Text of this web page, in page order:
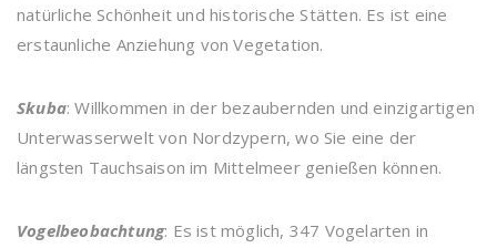
natürliche Schönheit und historische Stätten. Es ist eine
erstaunliche Anziehung von Vegetation.
Skuba: Willkommen in der bezaubernden und einzigartigen
Unterwasserwelt von Nordzypern, wo Sie eine der
längsten Tauchsaison im Mittelmeer genießen können.
Vogelbeobachtung: Es ist möglich, 347 Vogelarten in